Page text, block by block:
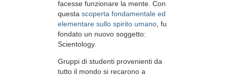
facesse funzionare la mente. Con
questa scoperta fondamentale ed
elementare sullo spirito umano , fu
fondato un nuovo soggetto:
Scientology.
Gruppi di studenti provenienti da
tutto il mondo si recarono a